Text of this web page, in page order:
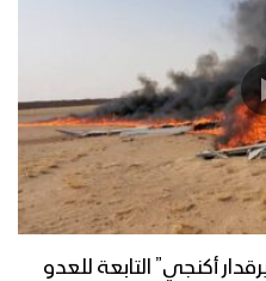
أكنجي” التابعة للعدو